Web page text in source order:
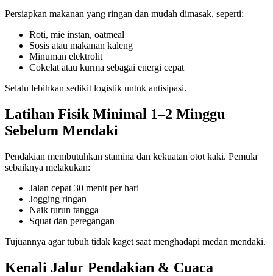
Persiapkan makanan yang ringan dan mudah dimasak, seperti:
Roti, mie instan, oatmeal
Sosis atau makanan kaleng
Minuman elektrolit
Cokelat atau kurma sebagai energi cepat
Selalu lebihkan sedikit logistik untuk antisipasi.
Latihan Fisik Minimal 1–2 Minggu
Sebelum Mendaki
Pendakian membutuhkan stamina dan kekuatan otot kaki. Pemula
sebaiknya melakukan:
Jalan cepat 30 menit per hari
Jogging ringan
Naik turun tangga
Squat dan peregangan
Tujuannya agar tubuh tidak kaget saat menghadapi medan mendaki.
Kenali Jalur Pendakian & Cuaca